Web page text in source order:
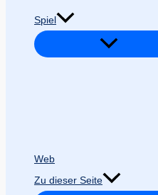
Spiel
Web
Zu dieser Seite